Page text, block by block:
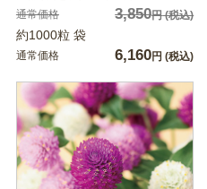
通常価格 3,850円(税込)
約1000粒 袋
通常価格 6,160円 (税込)